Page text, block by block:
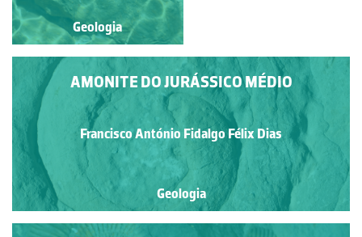
Geologia
AMONITE DO JURÁSSICO MÉDIO
Francisco António Fidalgo Félix Dias
Geologia
Geologia